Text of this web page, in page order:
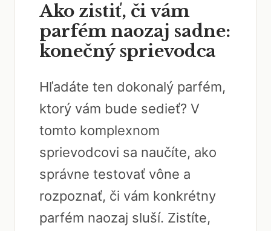
Ako zistiť, či vám
parfém naozaj sadne:
konečný sprievodca
Hľadáte ten dokonalý parfém,
ktorý vám bude sedieť? V
tomto komplexnom
sprievodcovi sa naučíte, ako
správne testovať vône a
rozpoznať, či vám konkrétny
parfém naozaj sluší. Zistíte,